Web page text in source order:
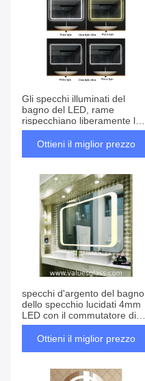
Gli specchi illuminati del
bagno del LED, rame
rispecchiano liberamente la
dimensione su misura
Ottieni il miglior prezzo
specchi d'argento del bagno
dello specchio lucidati 4mm
LED con il commutatore di
ghiaione di tocco
Ottieni il miglior prezzo